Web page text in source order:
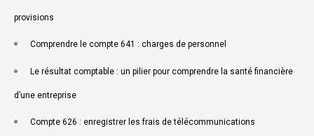
provisions
Comprendre le compte 641 : charges de personnel
Le résultat comptable : un pilier pour comprendre la santé financière
d’une entreprise
Compte 626 : enregistrer les frais de télécommunications